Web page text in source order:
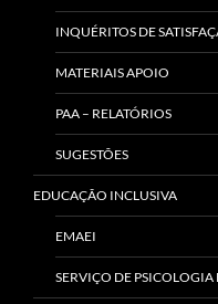
INQUÉRITOS DE
MATERIAIS APOIO
PAA – RELATÓRIOS
SUGESTÕES
EDUCAÇÃO INCLUSIVA
EMAEI
SERVIÇO DE PSICOLOGIA